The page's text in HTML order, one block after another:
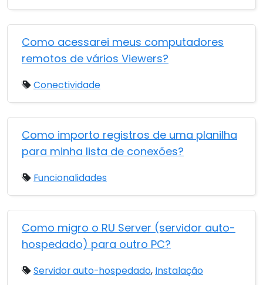
Como acessarei meus computadores
remotos de vários Viewers?
Conectividade
Como importo registros de uma planilha
para minha lista de conexões?
Funcionalidades
Como migro o RU Server (servidor auto-
hospedado) para outro PC?
Servidor auto-hospedado, Instalação